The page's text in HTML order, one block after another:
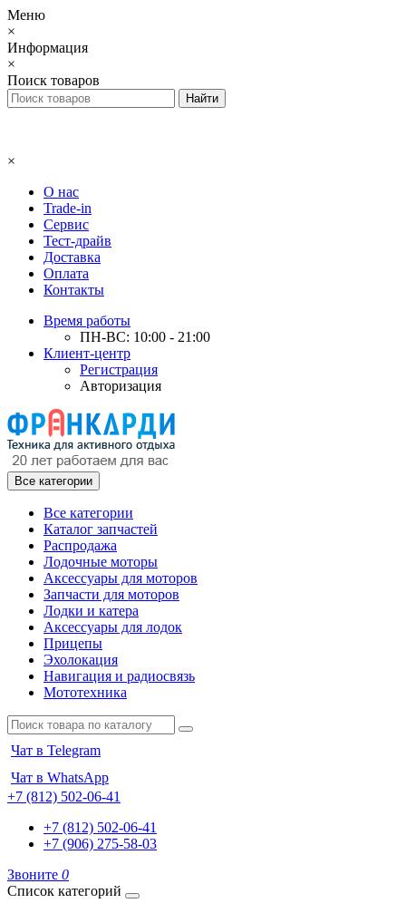
Меню
×
Информация
×
Поиск товаров
×
О нас
Trade-in
Сервис
Тест-драйв
Доставка
Оплата
Контакты
Время работы
ПН-ВС: 10:00 - 21:00
Клиент-центр
Регистрация
Авторизация
Все категории
Все категории
Каталог запчастей
Распродажа
Лодочные моторы
Аксессуары для моторов
Запчасти для моторов
Лодки и катера
Аксессуары для лодок
Прицепы
Эхолокация
Навигация и радиосвязь
Мототехника
Чат в Telegram
Чат в WhatsApp
+7 (812) 502-06-41
+7 (812) 502-06-41
+7 (906) 275-58-03
Звоните 0
Список категорий